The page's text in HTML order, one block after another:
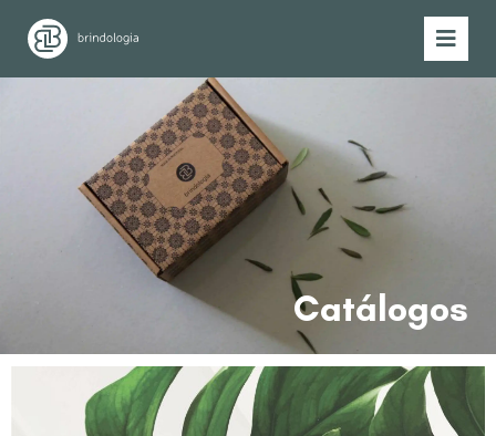
Catálogos